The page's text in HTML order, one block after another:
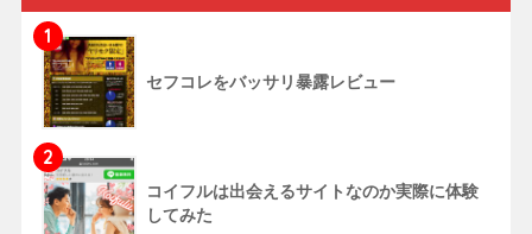
1
セフコレをバッサリ暴露レビュー
2
コイフルは出会えるサイトなのか実際に体験
してみた